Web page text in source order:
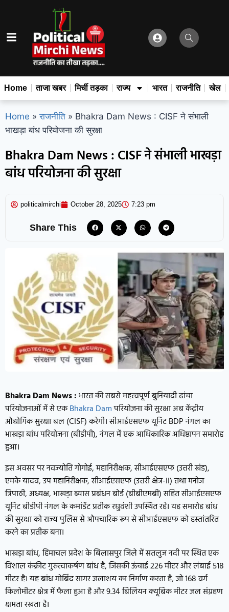
Home ताजा खबर मिर्ची तड़का राज्य भारत राजनीति खेल
Home » राजनीति » Bhakra Dam News : CISF ने संभाली
भाखड़ा बांध परियोजना की सुरक्षा
Bhakra Dam News : CISF ने संभाली भाखड़ा
बांध परियोजना की सुरक्षा
politicalmirchi October 28, 2025 7:23 pm
Share This
Bhakra Dam News :भारत की सबसे महत्वपूर्ण बुनियादी ढांचा
परियोजनाओं में से एकBhakra Damपरियोजना की सुरक्षा अब केंद्रीय
औद्योगिक सुरक्षा बल (CISF) करेगी। सीआईएसएफ यूनिट BDP नंगल का
भाखड़ा बांध परियोजना (बीडीपी), नंगल में एक आधिकारिक अधिष्ठापन समारोह
हुआ।
इस अवसर पर नवज्योति गोगोई, महानिरीक्षक, सीआईएसएफ (उत्तरी खंड),
एमके यादव, उप महानिरीक्षक, सीआईएसएफ (उत्तरी क्षेत्र-II) तथा मनोज
त्रिपाठी, अध्यक्ष, भाखड़ा ब्यास प्रबंधन बोर्ड (बीबीएमबी) सहित सीआईएसएफ
यूनिट बीडीपी नंगल के कमांडेंट प्रतीक रघुवंशी उपस्थित रहे। यह समारोह बांध
की सुरक्षा को राज्य पुलिस से औपचारिक रूप से सीआईएसएफ को हस्तांतरित
करने का प्रतीक बना।
भाखड़ा बांध, हिमाचल प्रदेश के बिलासपुर जिले में सतलुज नदी पर स्थित एक
विशाल कंक्रीट गुरुत्वाकर्षण बांध है, जिसकी ऊंचाई 226 मीटर और लंबाई 518
मीटर है। यह बांध गोबिंद सागर जलाशय का निर्माण करता है, जो 168 वर्ग
किलोमीटर क्षेत्र में फैला हुआ है और 9.34 बिलियन क्यूबिक मीटर जल संग्रहण
क्षमता रखता है।